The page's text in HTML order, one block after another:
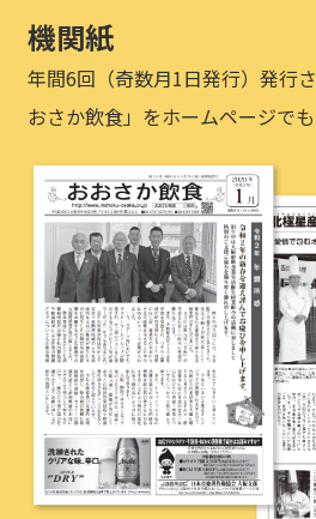
機関紙
年間6回（奇数月1日発行）発行
おさか飲食」をホームページでも